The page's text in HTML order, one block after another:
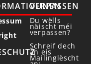
VERPASSEN
Du wëlls
näischt méi
verpassen?
Schreif dech
an eis
Mailinglëscht